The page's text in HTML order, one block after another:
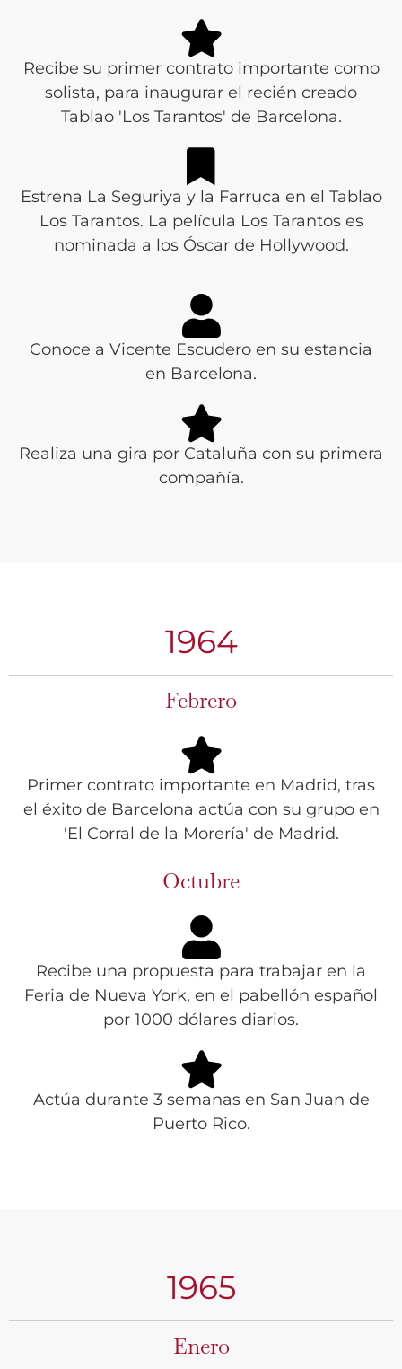
Recibe su primer contrato importante como
solista, para inaugurar el recién creado
Tablao 'Los Tarantos' de Barcelona.
Estrena La Seguriya y la Farruca en el Tablao
Los Tarantos. La película Los Tarantos es
nominada a los Óscar de Hollywood.
Conoce a Vicente Escudero en su estancia
en Barcelona.
Realiza una gira por Cataluña con su primera
compañía.
1964
Febrero
Primer contrato importante en Madrid, tras
el éxito de Barcelona actúa con su grupo en
'El Corral de la Morería' de Madrid.
Octubre
Recibe una propuesta para trabajar en la
Feria de Nueva York, en el pabellón español
por 1000 dólares diarios.
Actúa durante 3 semanas en San Juan de
Puerto Rico.
1965
Enero